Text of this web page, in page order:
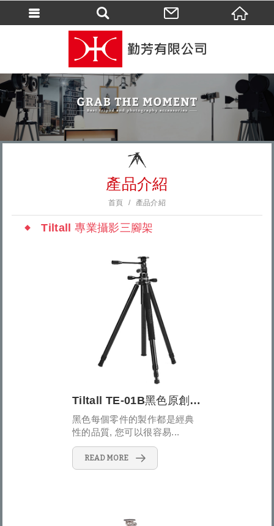
產品介紹
首頁 產品介紹
Tiltall 專業攝影三腳架
Tiltall TE-01B黑色原創經典三腳架
黑色每個零件的製作都是經典
性的品質, 您可以很容易...
READ MORE
會員登入(燈箱)
加入會員
忘記密碼
訂單查詢
個人資料修改
會員登出
填寫匯款通知